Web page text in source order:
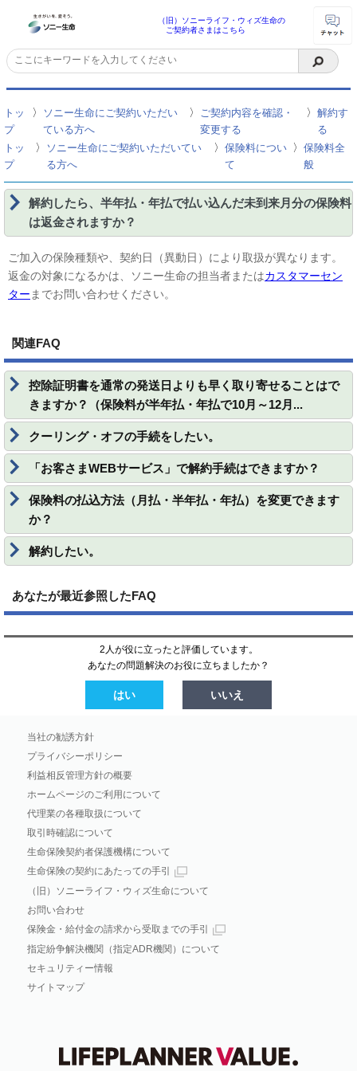
（旧）ソニーライフ・ウィズ生命の
ご契約者さまはこちら
トッ
プ
〉
ソニー生命にご契約いただい
ている方へ
〉
ご契約内容を確認・
変更する
〉解約す
る
トッ
プ
〉
ソニー生命にご契約いただいてい
る方へ
〉保険料につい
て
〉保険料全
般
解約したら、半年払・年払で払い込んだ未到来月分の保険料
は返金されますか？
ご加入の保険種類や、契約日（異動日）により取扱が異なります。
返金の対象になるかは、ソニー生命の担当者またはカスタマーセン
ター までお問い合わせください。
関連FAQ
控除証明書を通常の発送日よりも早く取り寄せることはで
きますか？（保険料が半年払・年払で10月～12月...
クーリング・オフの手続をしたい。
「お客さまWEBサービス」で解約手続はできますか？
保険料の払込方法（月払・半年払・年払）を変更できます
か？
解約したい。
あなたが最近参照したFAQ
2人が役に立ったと評価しています。
あなたの問題解決のお役に立ちましたか？
はい いいえ
当社の勧誘方針
プライバシーポリシー
利益相反管理方針の概要
ホームページのご利用について
代理業の各種取扱について
取引時確認について
生命保険契約者保護機構について
生命保険の契約にあたっての手引
（旧）ソニーライフ・ウィズ生命について
お問い合わせ
保険金・給付金の請求から受取までの手引
指定紛争解決機関（指定ADR機関）について
セキュリティー情報
サイトマップ